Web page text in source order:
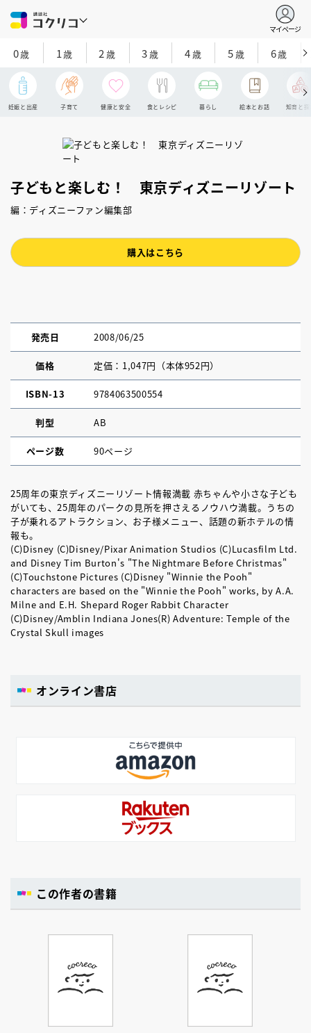
マイページ
0歳 1歳 2 歳 3歳 4歳 5歳 6歳
妊娠と出産 子育て 健康と安全 食とレシピ 暮らし 絵本とお話 知育と探
子どもと楽しむ！ 東京ディズニーリゾート
編：ディズニーファン編集部
購入はこちら
発売日 2008/06/25
価格 定価：1,047円（本体952円）
ISBN-13 9784063500554
判型 AB
ページ数 90ページ
25周年の東京ディズニーリゾート情報満載 赤ちゃんや小さな子ども
がいても、25周年のパークの見所を押さえるノウハウ満載。うちの
子が乗れるアトラクション、お子様メニュー、話題の新ホテルの情
報も。
(C)Disney (C)Disney/Pixar Animation Studios (C)Lucasfilm Ltd.
and Disney Tim Burton's "The Nightmare Before Christmas"
(C)Touchstone Pictures (C)Disney "Winnie the Pooh"
characters are based on the "Winnie the Pooh" works, by A.A.
Milne and E.H. Shepard Roger Rabbit Character
(C)Disney/Amblin Indiana Jones(R) Adventure: Temple of the
Crystal Skull images
オンライン書店
この作者の書籍